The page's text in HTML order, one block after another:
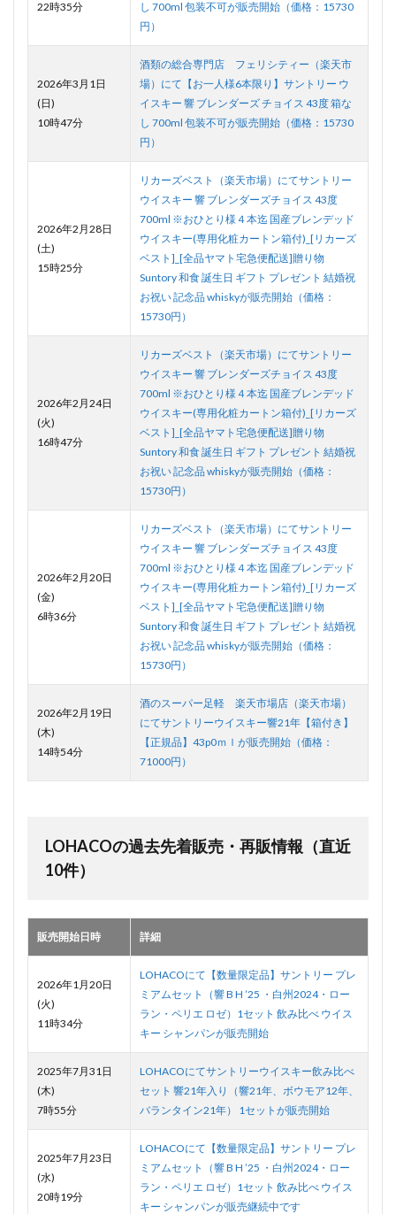
22時35分
し 700ml 包装不可が販売開始（価格：15730
円）
2026年3月1日
(日)
10時47分
酒類の総合専門店 フェリシティー（楽天市
場）にて【お一人様6本限り】サントリー ウ
イスキー 響 ブレンダーズ チョイス 43度 箱な
し 700ml 包装不可が販売開始（価格：15730
円）
2026年2月28日
(土)
15時25分
リカーズベスト（楽天市場）にてサントリー
ウイスキー 響 ブレンダーズチョイス 43度
700ml ※おひとり様４本迄 国産ブレンデッド
ウイスキー(専用化粧カートン箱付)_[リカーズ
ベスト]_[全品ヤマト宅急便配送]贈り物
Suntory 和食 誕生日 ギフト プレゼント 結婚祝
お祝い 記念品 whiskyが販売開始（価格：
15730円）
2026年2月24日
(火)
16時47分
リカーズベスト（楽天市場）にてサントリー
ウイスキー 響 ブレンダーズチョイス 43度
700ml ※おひとり様４本迄 国産ブレンデッド
ウイスキー(専用化粧カートン箱付)_[リカーズ
ベスト]_[全品ヤマト宅急便配送]贈り物
Suntory 和食 誕生日 ギフト プレゼント 結婚祝
お祝い 記念品 whiskyが販売開始（価格：
15730円）
2026年2月20日
(金)
6時36分
リカーズベスト（楽天市場）にてサントリー
ウイスキー 響 ブレンダーズチョイス 43度
700ml ※おひとり様４本迄 国産ブレンデッド
ウイスキー(専用化粧カートン箱付)_[リカーズ
ベスト]_[全品ヤマト宅急便配送]贈り物
Suntory 和食 誕生日 ギフト プレゼント 結婚祝
お祝い 記念品 whiskyが販売開始（価格：
15730円）
2026年2月19日
(木)
14時54分
酒のスーパー足軽 楽天市場店（楽天市場）
にてサントリーウイスキー響21年【箱付き】
【正規品】43p0ｍｌが販売開始（価格：
71000円）
LOHACOの過去先着販売・再販情報（直近
10件）
販売開始日時 詳細
2026年1月20日
(火)
11時34分
LOHACOにて【数量限定品】サントリー プレ
ミアムセット（響 B H ’25 ・白州2024・ロー
ラン・ペリエ ロゼ）1セット 飲み比べ ウイス
キー シャンパンが販売開始
2025年7月31日
(木)
7時55分
LOHACOにてサントリーウイスキー飲み比べ
セット 響21年入り（響21年、ボウモア12年、
バランタイン21年） 1セットが販売開始
2025年7月23日
(水)
20時19分
LOHACOにて【数量限定品】サントリー プレ
ミアムセット（響 B H ’25 ・白州2024・ロー
ラン・ペリエ ロゼ）1セット 飲み比べ ウイス
キー シャンパンが販売継続中です